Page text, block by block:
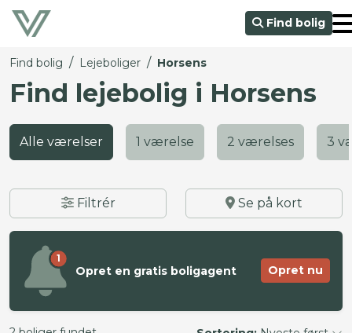
Find bolig
Find bolig / Lejeboliger / Horsens
Find lejebolig i Horsens
Alle værelser 1 værelse 2 værelses 3
Filtrér Se på kort
1
Opret en gratis boligagent Opret nu